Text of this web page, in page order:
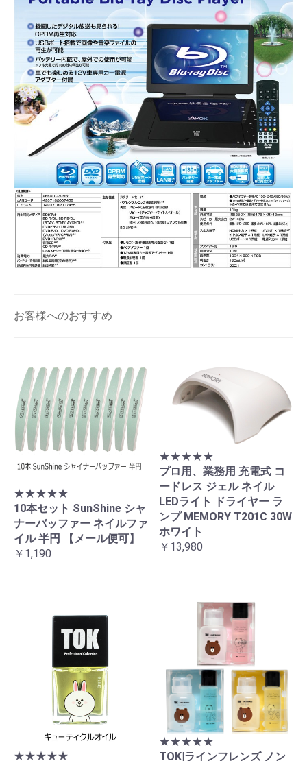
お買い物を続ける
お客様へのおすすめ
★★★★★
10本セット SunShine シャ
ナーバッファー ネイルファ
イル 半円 【メール便可】
￥1,190
★★★★★
プロ用、業務用 充電式 コ
ードレス ジェル ネイル
LEDライト ドライヤー ラ
ンプ MEMORY T201C 30W
ホワイト
￥13,980
★★★★★
★★★★★
TOK|ラインフレンズ ノン